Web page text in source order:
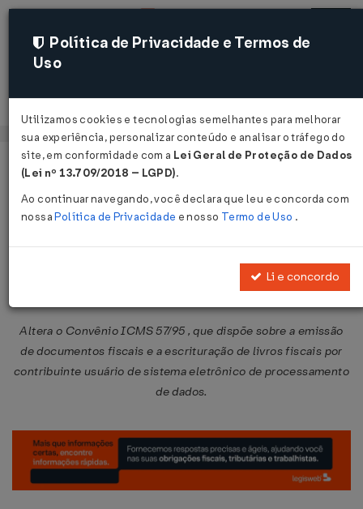
Acessar
Página Inicial Legislações
Convênio ICMS nº 54 de
Altera o Convênio ICMS 57/95 , que dispõe sobre a emissão
de documentos fiscais e a escrituração de livros fiscais por
contribuinte usuário de sistema eletrônico de processamento
de dados.
Política de Privacidade e Termos de
Uso
Utilizamos cookies e tecnologias semelhantes para melhorar
sua experiência, personalizar conteúdo e analisar o tráfego do
site, em conformidade com a Lei Geral de Proteção de Dados
(Lei nº 13.709/2018 – LGPD).
Ao continuar navegando, você declara que leu e concorda com
nossaPolítica de Privacidade e nosso Termo de Uso .
Li e concordo